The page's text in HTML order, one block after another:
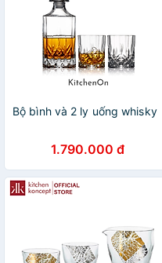
Bộ bình và 2 ly uống whisky
1.790.000 đ